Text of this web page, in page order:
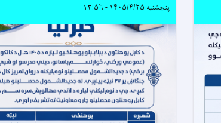
پنجشنبه ۱۴۰۵/۴/۲۵ - ۱۳:۵۶